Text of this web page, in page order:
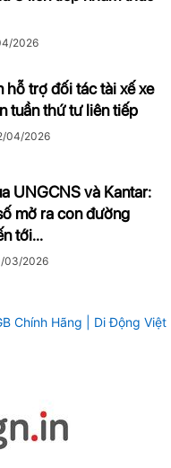
2026
hỗ trợ đối tác tài xế xe
tuần thứ tư liên tiếp
04/2026
UNGCNS và Kantar:
mở ra con đường
tới...
03/2026